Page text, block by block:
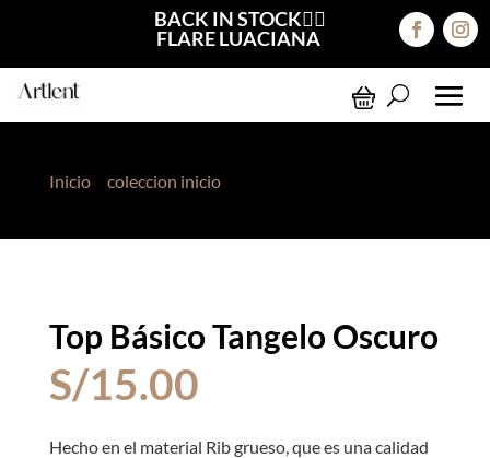
BACK IN STOCK❤️‍🔥
FLARE LUACIANA
Inicio> coleccion inicio> Top Básico Tangelo Oscuro
Top Básico Tangelo Oscuro
S/15.00
Hecho en el material Rib grueso, que es una calidad